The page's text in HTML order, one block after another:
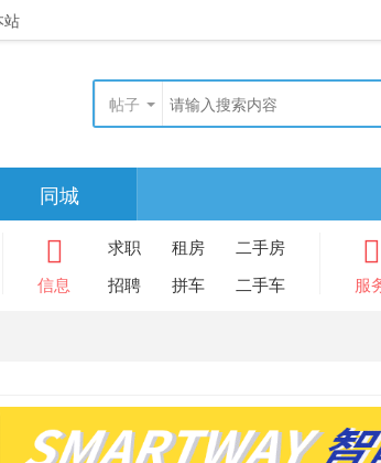
站
帖子
同城
信息
求职 租房
二手房
招聘
拼车 二手车 服